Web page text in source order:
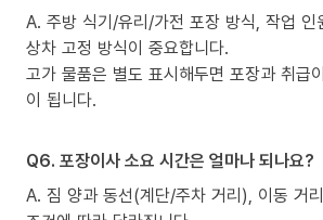
A. 주방 식기/유리/가전 포장 방식, 작업 인
상차 고정 방식이 중요합니다.
고가 물품은 별도 표시해두면 포장과 취급
이 됩니다.
Q6. 포장이사 소요 시간은 얼마나 되나요?
A. 짐 양과 동선(계단/주차 거리), 이동 거